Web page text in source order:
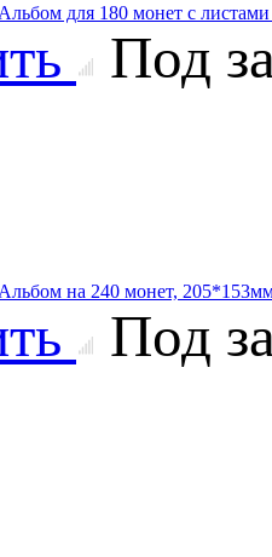
Альбом для 180 монет с
Под
Альбом на 240 монет,
Под